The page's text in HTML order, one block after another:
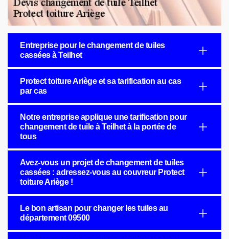
Entreprise pour le changement de tuiles
cassées à Teilhet
Protect toiture Ariège et sa tarification au cas
par cas
Notre entreprise applique une tarification pour
changement de tuile à Teilhet à la portée de
tous
Avez-vous un projet de changement de tuiles
cassées : adressez-vous au couvreur Protect
toiture Ariège !
Le bon artisan pour changer les tuiles au
département 09500